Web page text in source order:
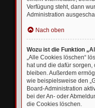
Verfügung steht, dann
Administration
Nach oben
Wozu ist die Funktion
„Alle Cookies löschen“
hat und die dafür
bleiben. Außerdem
wie beispielsweise den
Board-Administration
bei der An- oder
die Cookies löschen.